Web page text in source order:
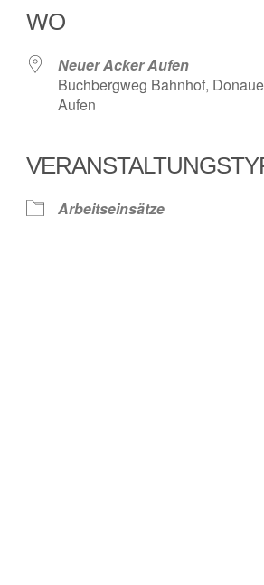
Google Kalender
WO
Neuer Acker Aufen
Buchbergweg Bahnhof,
Aufen
Arbeitseinsätze